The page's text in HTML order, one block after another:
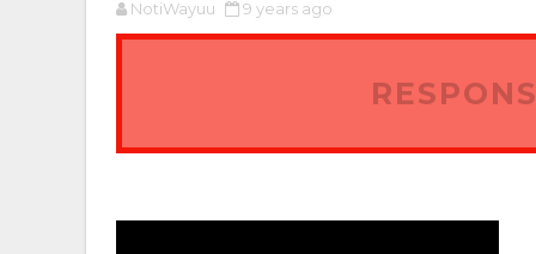
NotiWayuu 9 years ago